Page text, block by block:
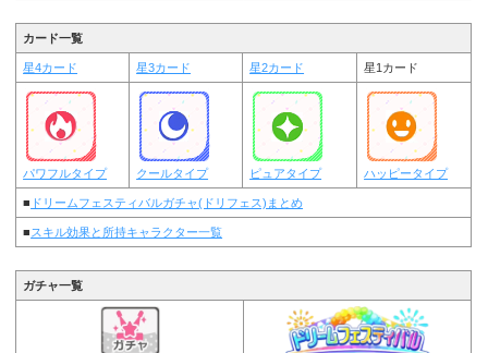
カード一覧
星4カード 星3カード 星2カード 星1カード
パワフルタイプ クールタイプ ピュアタイプ ハッピータイプ
■ ドリームフェスティバルガチャ(ドリフェス)まとめ
■スキル効果と所持キャラクター一覧
ガチャ一覧